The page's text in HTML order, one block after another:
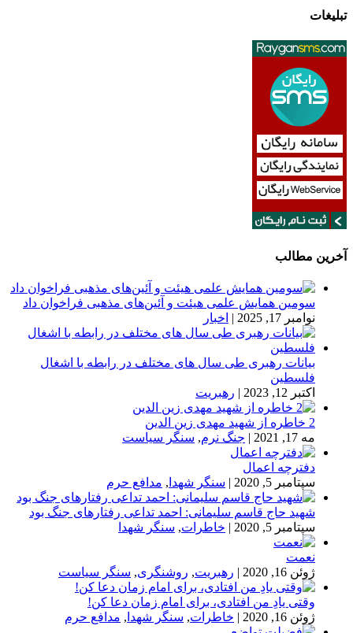
تبلیغات
آخرین مطالب
سومین همایش علمی هیئت و آئین‌های مذهبی فراخوان داد
نوامبر 17, 2025
| اخبار
بیانات رهبری طی سال های مختلف در رابطه با اشغال
فلسطین
اکتبر 12, 2023
| رهبریت
2 خاطره از شهید مهدی زین الدین
مه 17, 2021
| جنگ نرم, سنگر سیاست
دفترچه اعمال
سپتامبر 5, 2020
| سنگر شهدا , مدافع حرم
شهید حاج قاسم سلیمانی: احمد تداعی رفتارهای جنگ بود
سپتامبر 5, 2020
| خاطرات, سنگر شهدا
نعمت
ژوئن 16, 2020
| رهبریت, روشنگری, سنگر سیاست
وقتی یادِ من افتادی، برای امام زمان دعا کن!
ژوئن 16, 2020
| خاطرات, سنگر شهدا , مدافع حرم